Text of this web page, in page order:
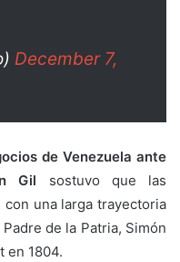
December 7,
de Venezuela ante
Gil sostuvo que las
una larga trayectoria
de la Patria, Simón
en 1804.